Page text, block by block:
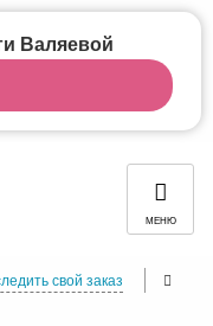
МЕНЮ
свой заказ
Валяевой